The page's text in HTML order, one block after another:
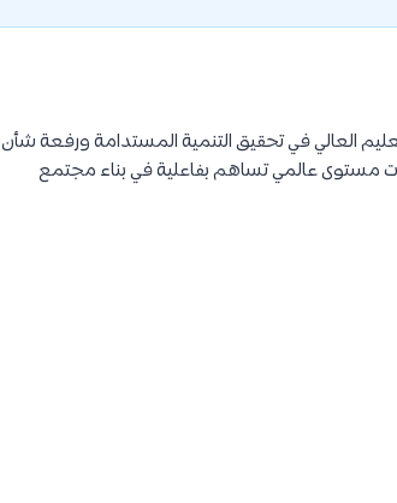
العالي في تحقيق التنمية المستدامة ورفعة شأن
مستوى عالمي تساهم بفاعلية في بناء مجتمع